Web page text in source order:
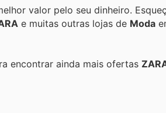
valor pelo seu dinheiro.
e muitas outras lojas de Moda
encontrar ainda mais ofertas